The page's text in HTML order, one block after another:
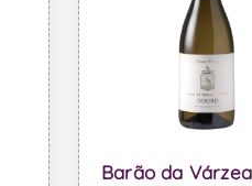
Barão da